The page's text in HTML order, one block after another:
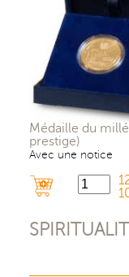
Médaille du
prestige)
Avec une notice